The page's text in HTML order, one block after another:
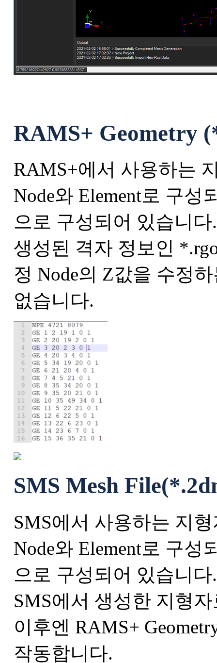
RAMS+ Geometry
RAMS+에서 사용하는
Node와 Element로 구
으로 구성되어 있습니다.
생성된 격자 정보인
정 Node의 Z값을 수정
없습니다.
SMS Mesh
SMS에서 사용하는 지
Node와 Element로 구
으로 구성되어 있습니다.
SMS에서 생성한 지형
이후엔 RAMS+
작동합니다.